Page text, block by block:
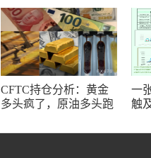
CFTC持仓分析：黄金
多头疯了，原油多头跑
一
触